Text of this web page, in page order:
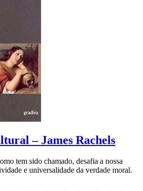
– James Rachels
tem sido chamado, desafia a nossa
e universalidade da verdade moral.